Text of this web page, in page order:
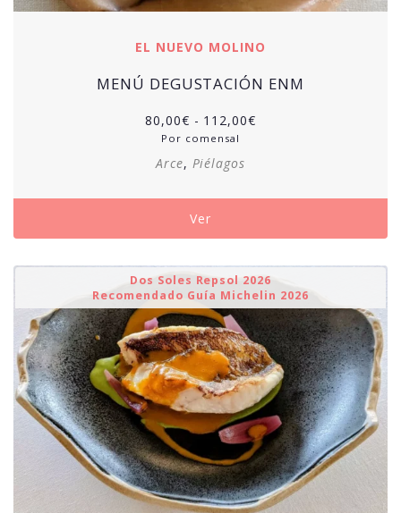
EL NUEVO MOLINO
MENÚ DEGUSTACIÓN ENM
80,00€ - 112,00€
Por comensal
Arce, Piélagos
Ver
Dos Soles Repsol 2026
Recomendado Guía Michelin 2026